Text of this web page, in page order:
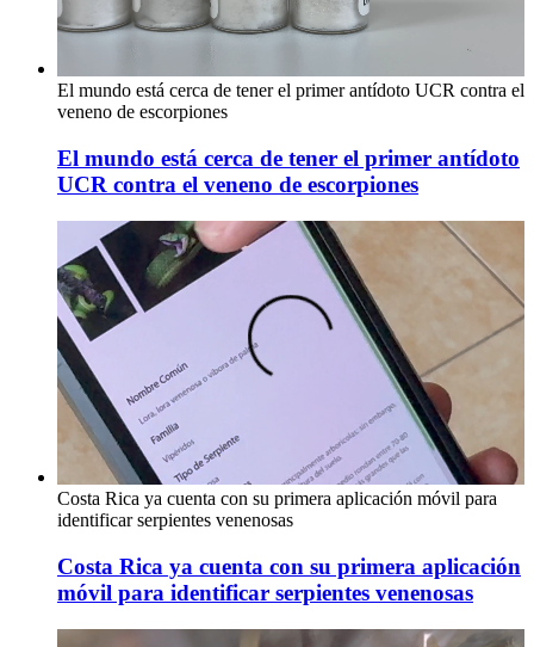
El mundo está cerca de tener el primer antídoto UCR contra el
veneno de escorpiones
El mundo está cerca de tener el primer antídoto
UCR contra el veneno de escorpiones
Costa Rica ya cuenta con su primera aplicación móvil para
identificar serpientes venenosas
Costa Rica ya cuenta con su primera aplicación
móvil para identificar serpientes venenosas